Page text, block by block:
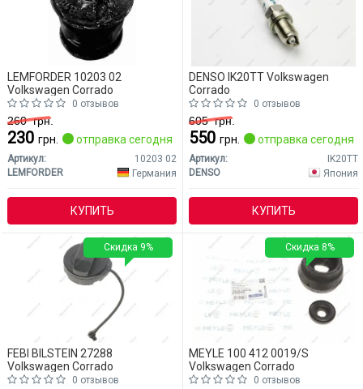
LEMFORDER 10203 02
Volkswagen Corrado
0 отзывов
260грн.
230 грн. отправка сегодня
Артикул:
10203 02
LEMFORDER
Германия
КУПИТЬ
DENSO IK20TT Volkswagen
Corrado
0 отзывов
605грн.
550 грн. отправка сегодня
Артикул:
IK20TT
DENSO
Япония
КУПИТЬ
FEBI BILSTEIN 27288
Volkswagen Corrado
0 отзывов
Скидка 9%
MEYLE 100 412 0019/S
Volkswagen Corrado
0 отзывов
Скидка 8%